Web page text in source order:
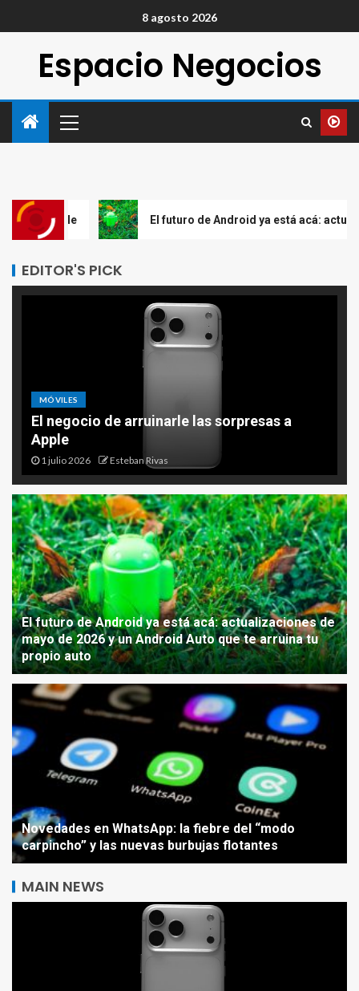
8 agosto 2026
Espacio Negocios
El futuro de Android ya está acá: actualizaciones
EDITOR'S PICK
MÓVILES
El negocio de arruinarle las sorpresas a
Apple
1 julio 2026 Esteban Rivas
El futuro de Android ya está acá: actualizaciones de
mayo de 2026 y un Android Auto que te arruina tu
propio auto
Novedades en WhatsApp: la fiebre del “modo
carpincho” y las nuevas burbujas flotantes
MAIN NEWS